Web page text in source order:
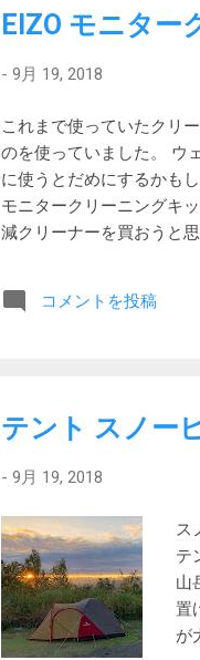
り
EIZO モニター
- 9月 19, 2018
これまで使っていたクリ
のを使っていました。 ウ
に使うとだめにするかも
モニタークリーニングキ
減クリーナーを買おうと
ク。 驚くほどよく汚れが
て、サンワサプライのク
変わりませんでした… 汚
が比較的新しいので、サ
コメントを投稿
テント スノー
- 9月 19, 2018
ス
テ
山
置
が